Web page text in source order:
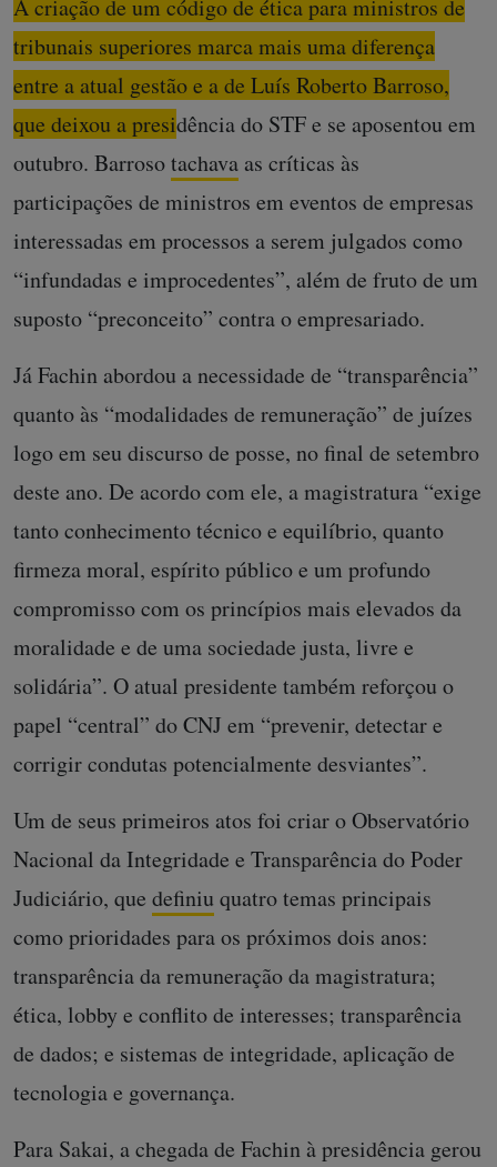
A criação de um código de ética para ministros de
tribunais superiores marca mais uma diferença
entre a atual gestão e a de Luís Roberto Barroso,
que deixou a presidência do STF e se aposentou em
outubro. Barrosotachava as críticas às
participações de ministros em eventos de empresas
interessadas em processos a serem julgados como
“infundadas e improcedentes”, além de fruto de um
suposto “preconceito” contra o empresariado.
Já Fachin abordou a necessidade de “transparência”
quanto às “modalidades de remuneração” de juízes
logo em seu discurso de posse, no final de setembro
deste ano. De acordo com ele, a magistratura “exige
tanto conhecimento técnico e equilíbrio, quanto
firmeza moral, espírito público e um profundo
compromisso com os princípios mais elevados da
moralidade e de uma sociedade justa, livre e
solidária”. O atual presidente também reforçou o
papel “central” do CNJ em “prevenir, detectar e
corrigir condutas potencialmente desviantes”.
Um de seus primeiros atos foi criar o Observatório
Nacional da Integridade e Transparência do Poder
Judiciário, que definiu quatro temas principais
como prioridades para os próximos dois anos:
transparência da remuneração da magistratura;
ética, lobby e conflito de interesses; transparência
de dados; e sistemas de integridade, aplicação de
tecnologia e governança.
Para Sakai, a chegada de Fachin à presidência gerou